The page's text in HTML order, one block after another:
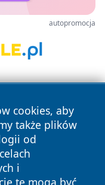
autopromocja
cookies, aby
także plików
od
i
te mogą być
prawa